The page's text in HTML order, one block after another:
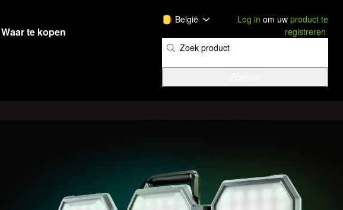
Waar te kopen
België Log in om uw product te
registreren